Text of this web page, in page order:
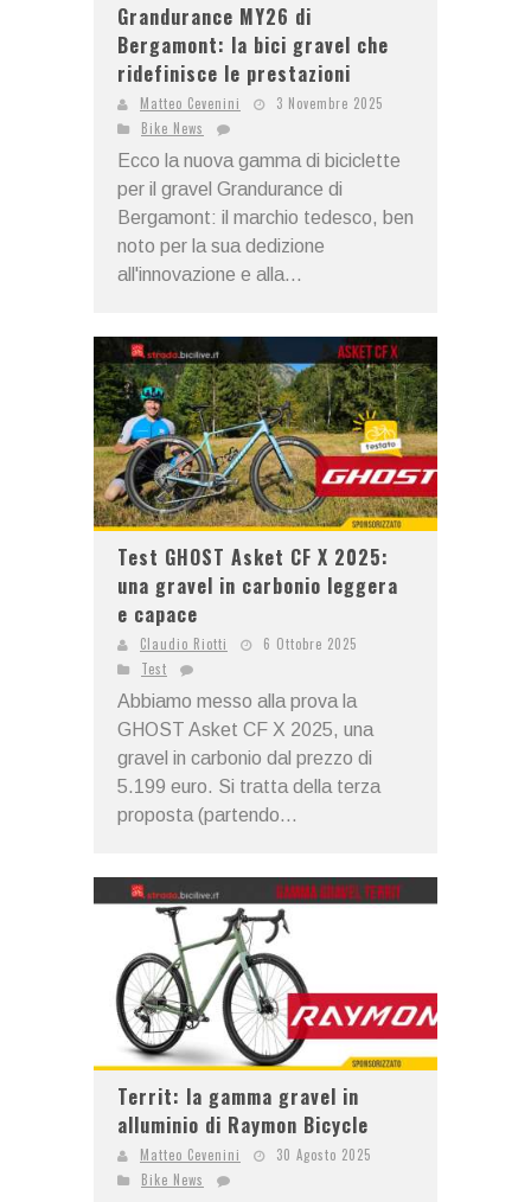
Grandurance MY26 di
Bergamont: la bici gravel che
ridefinisce le prestazioni
Matteo Cevenini
3 Novembre 2025
Bike News
Ecco la nuova gamma di biciclette
per il gravel Grandurance di
Bergamont: il marchio tedesco, ben
noto per la sua dedizione
all'innovazione e alla...
Test GHOST Asket CF X 2025:
una gravel in carbonio leggera
e capace
Claudio Riotti
6 Ottobre 2025
Test
Abbiamo messo alla prova la
GHOST Asket CF X 2025, una
gravel in carbonio dal prezzo di
5.199 euro. Si tratta della terza
proposta (partendo...
Territ: la gamma gravel in
alluminio di Raymon Bicycle
Matteo Cevenini
30 Agosto 2025
Bike News